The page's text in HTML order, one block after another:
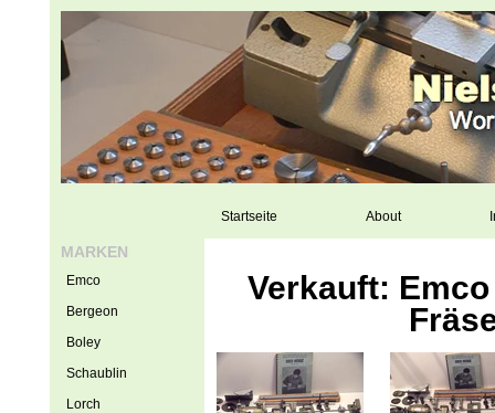
Startseite About
Verkauft:
MARKEN
Emco
Bergeon
Boley
Schaublin
Lorch